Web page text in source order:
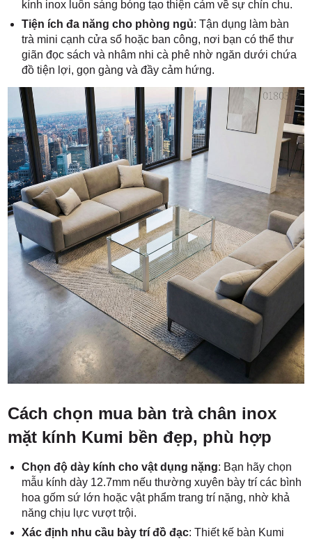
kính inox luôn sáng bóng tạo thiện cảm về sự chỉn chu.
Tiện ích đa năng cho phòng ngủ: Tận dụng làm bàn
trà mini cạnh cửa sổ hoặc ban công, nơi bạn có thể thư
giãn đọc sách và nhâm nhi cà phê nhờ ngăn dưới chứa
đồ tiện lợi, gọn gàng và đầy cảm hứng.
Cách chọn mua bàn trà chân inox
mặt kính Kumi bền đẹp, phù hợp
Chọn độ dày kính cho vật dụng nặng: Bạn hãy chọn
mẫu kính dày 12.7mm nếu thường xuyên bày trí các bình
hoa gốm sứ lớn hoặc vật phẩm trang trí nặng, nhờ khả
năng chịu lực vượt trội.
Xác định nhu cầu bày trí đồ đạc: Thiết kế bàn Kumi